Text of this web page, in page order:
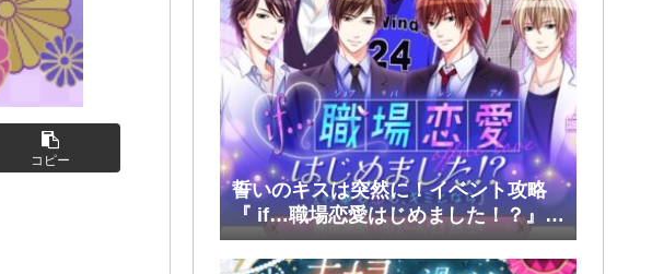
コピー
誓いのキスは突然に！イベント攻略
『 if…職場恋愛はじめました！？』前
半(大和・レン・環・蒼太)